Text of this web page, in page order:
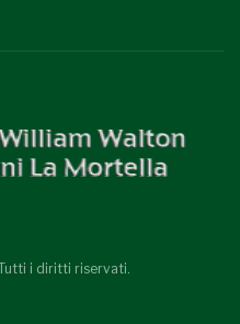
i diritti riservati.